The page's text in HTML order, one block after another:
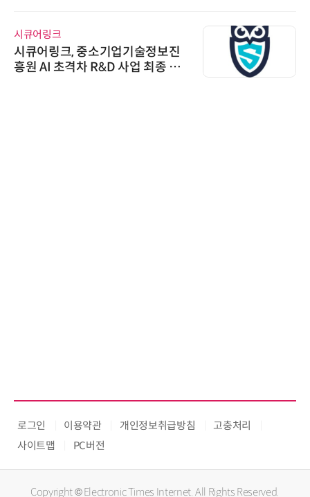
시큐어링크
시큐어링크, 중소기업기술정보진
흥원 AI 초격차 R&D 사업 최종 선
로그인 이용약관 개인정보취급방침
고충처리
사이트맵
PC버전
Copyright © Electronic Times Internet. All Rights Reserved.